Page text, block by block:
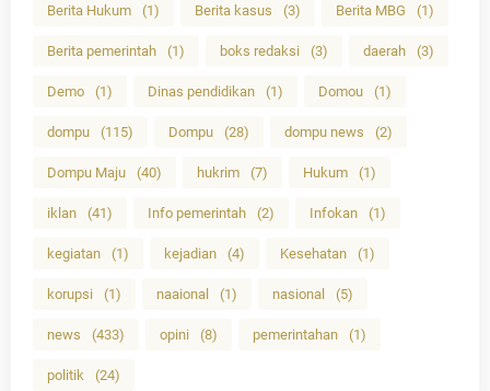
Berita Hukum (1) Berita kasus (3) Berita MBG (1)
Berita pemerintah (1) boks redaksi (3) daerah (3)
Demo (1) Dinas pendidikan (1) Domou (1)
dompu (115) Dompu (28) dompu news (2)
Dompu Maju (40) hukrim (7) Hukum (1)
iklan (41) Info pemerintah (2) Infokan (1)
kegiatan (1) kejadian (4) Kesehatan (1)
korupsi (1) naaional (1) nasional (5)
news (433) opini (8) pemerintahan (1)
politik (24)